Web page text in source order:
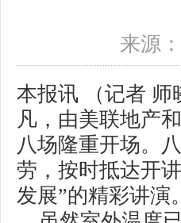
来源
本报讯 （记者 师
凡，由美联地产
八场隆重开场。
劳，按时抵达开
发展”的精彩讲演